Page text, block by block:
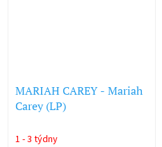
MARIAH CAREY - Mariah
Carey (LP)
1 - 3 týdny